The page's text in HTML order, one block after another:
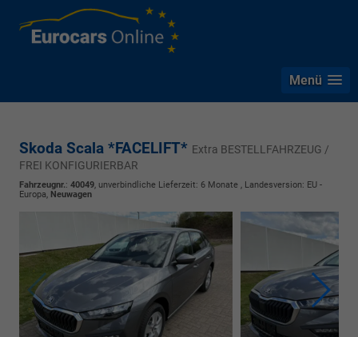
Menü
Skoda Scala *FACELIFT* Extra BESTELLFAHRZEUG /
FREI KONFIGURIERBAR
Fahrzeugnr.: 40049, unverbindliche Lieferzeit: 6 Monate , Landesversion: EU -
Europa, Neuwagen